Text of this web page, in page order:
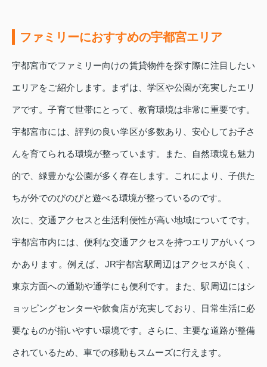
ファミリーにおすすめの宇都宮エリア
宇都宮市でファミリー向けの賃貸物件を探す際に注目したい
エリアをご紹介します。まずは、学区や公園が充実したエリ
アです。子育て世帯にとって、教育環境は非常に重要です。
宇都宮市には、評判の良い学区が多数あり、安心してお子さ
んを育てられる環境が整っています。また、自然環境も魅力
的で、緑豊かな公園が多く存在します。これにより、子供た
ちが外でのびのびと遊べる環境が整っているのです。
次に、交通アクセスと生活利便性が高い地域についてです。
宇都宮市内には、便利な交通アクセスを持つエリアがいくつ
かあります。例えば、JR宇都宮駅周辺はアクセスが良く、
東京方面への通勤や通学にも便利です。また、駅周辺にはシ
ョッピングセンターや飲食店が充実しており、日常生活に必
要なものが揃いやすい環境です。さらに、主要な道路が整備
されているため、車での移動もスムーズに行えます。